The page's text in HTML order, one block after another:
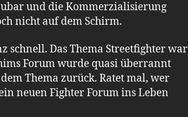
und die Kommerzialisierung
nicht auf dem Schirm.
schnell. Das Thema Streetfighter war
Forum wurde quasi überrannt
Thema zurück. Ratet mal, wer
neuen Fighter Forum ins Leben